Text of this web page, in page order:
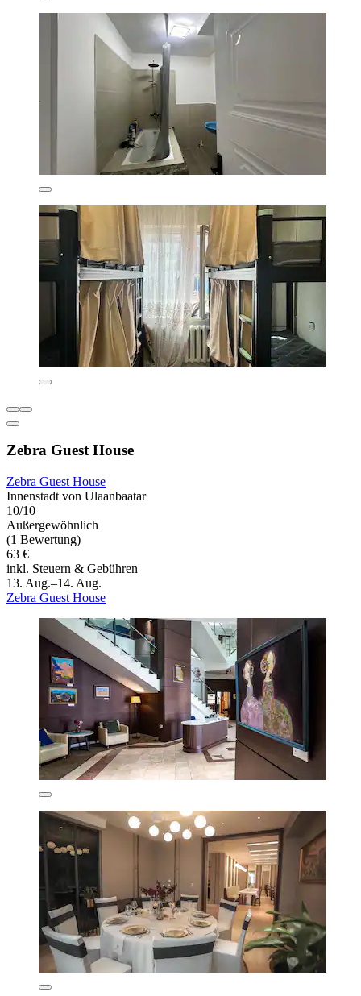
Zebra Guest House
Zebra Guest House
Innenstadt von Ulaanbaatar
10/10
Außergewöhnlich
(1 Bewertung)
63 €
inkl. Steuern & Gebühren
13. Aug.–14. Aug.
Zebra Guest House